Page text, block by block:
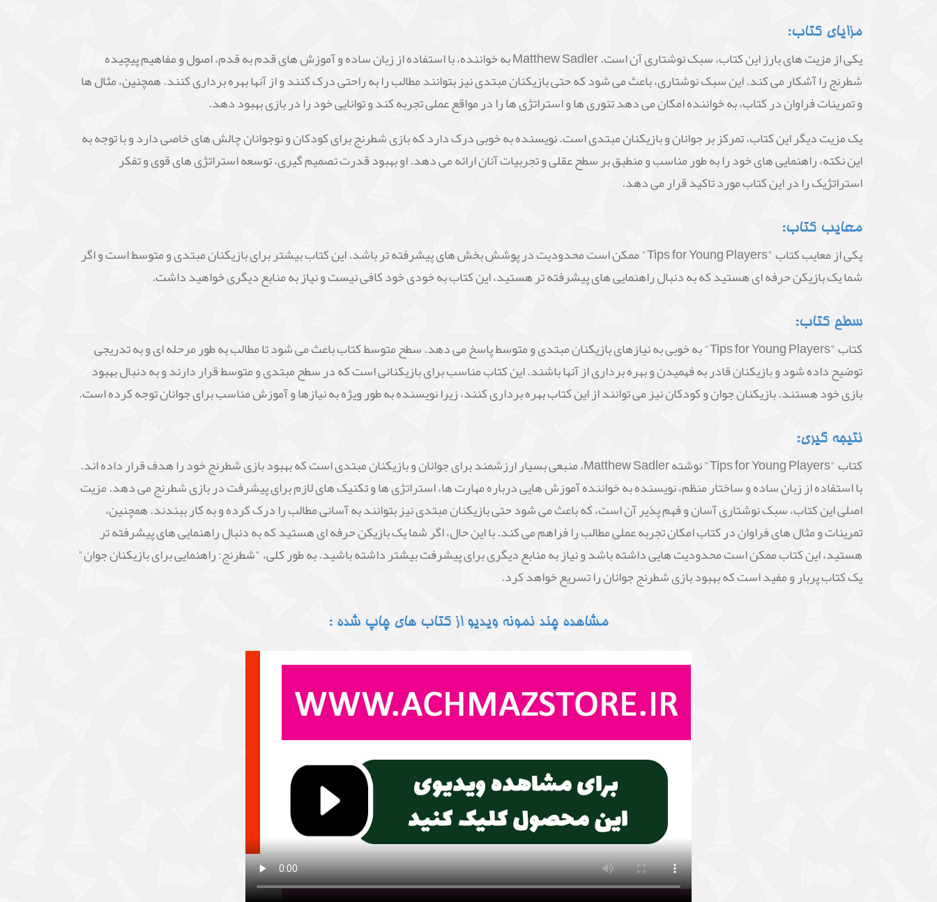
مزایای کتاب:
یکی از مزیت های بارز این کتاب، سبک نوشتاری آن است. Matthew Sadler به خواننده، با استفاده از زبان ساده و آموزش های قدم به قدم، اصول و مفاهیم پیچیده
شطرنج را آشکار می کند. این سبک نوشتاری، باعث می شود که حتی بازیکنان مبتدی نیز بتوانند مطالب را به راحتی درک کنند و از آنها بهره برداری کنند. همچنین، مثال ها
و تمرینات فراوان در کتاب، به خواننده امکان می دهد تئوری ها و استراتژی ها را در مواقع عملی تجربه کند و توانایی خود را در بازی بهبود دهد.
یک مزیت دیگر این کتاب، تمرکز بر جوانان و بازیکنان مبتدی است. نویسنده به خوبی درک دارد که بازی شطرنج برای کودکان و نوجوانان چالش های خاصی دارد و با توجه به
این نکته، راهنمایی های خود را به طور مناسب و منطبق بر سطح عقلی و تجربیات آنان ارائه می دهد. او بهبود قدرت تصمیم گیری، توسعه استراتژی های قوی و تفکر
استراتژیک را در این کتاب مورد تاکید قرار می دهد.
معایب کتاب:
یکی از معایب کتاب "Tips for Young Players" ممکن است محدودیت در پوشش بخش های پیشرفته تر باشد. این کتاب بیشتر برای بازیکنان مبتدی و متوسط است و اگر
شما یک بازیکن حرفه ای هستید که به دنبال راهنمایی های پیشرفته تر هستید، این کتاب به خودی خود کافی نیست و نیاز به منابع دیگری خواهید داشت.
سطح کتاب:
کتاب "Tips for Young Players" به خوبی به نیازهای بازیکنان مبتدی و متوسط پاسخ می دهد. سطح متوسط کتاب باعث می شود تا مطالب به طور مرحله ای و به تدریجی
توضیح داده شود و بازیکنان قادر به فهمیدن و بهره برداری از آنها باشند. این کتاب مناسب برای بازیکنانی است که در سطح مبتدی و متوسط قرار دارند و به دنبال بهبود
بازی خود هستند. بازیکنان جوان و کودکان نیز می توانند از این کتاب بهره برداری کنند، زیرا نویسنده به طور ویژه به نیازها و آموزش مناسب برای جوانان توجه کرده است.
نتیجه گیری:
کتاب "Tips for Young Players" نوشته Matthew Sadler، منبعی بسیار ارزشمند برای جوانان و بازیکنان مبتدی است که بهبود بازی شطرنج خود را هدف قرار داده اند.
با استفاده از زبان ساده و ساختار منظم، نویسنده به خواننده آموزش هایی درباره مهارت ها، استراتژی ها و تکنیک های لازم برای پیشرفت در بازی شطرنج می دهد. مزیت
اصلی این کتاب، سبک نوشتاری آسان و فهم پذیر آن است، که باعث می شود حتی بازیکنان مبتدی نیز بتوانند به آسانی مطالب را درک کرده و به کار ببندند. همچنین،
تمرینات و مثال های فراوان در کتاب امکان تجربه عملی مطالب را فراهم می کند. با این حال، اگر شما یک بازیکن حرفه ای هستید که به دنبال راهنمایی های پیشرفته تر
هستید، این کتاب ممکن است محدودیت هایی داشته باشد و نیاز به منابع دیگری برای پیشرفت بیشتر داشته باشید. به طور کلی، "شطرنج: راهنمایی برای بازیکنان جوان"
یک کتاب پربار و مفید است که بهبود بازی شطرنج جوانان را تسریع خواهد کرد.
مشاهده چند نمونه ویدیو از کتاب های چاپ شده :